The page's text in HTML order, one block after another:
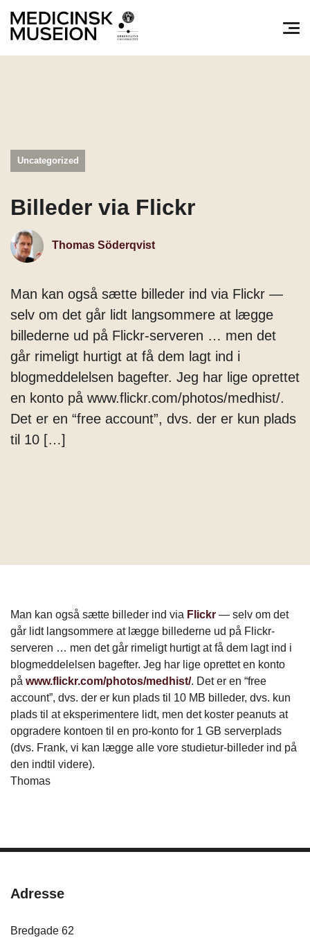
Uncategorized
Billeder via Flickr
Thomas Söderqvist
Man kan også sætte billeder ind via Flickr —
selv om det går lidt langsommere at lægge
billederne ud på Flickr-serveren … men det
går rimeligt hurtigt at få dem lagt ind i
blogmeddelelsen bagefter. Jeg har lige oprettet
en konto på www.flickr.com/photos/medhist/.
Det er en “free account”, dvs. der er kun plads
til 10 […]
Man kan også sætte billeder ind via Flickr — selv om det
går lidt langsommere at lægge billederne ud på Flickr-
serveren … men det går rimeligt hurtigt at få dem lagt ind i
blogmeddelelsen bagefter. Jeg har lige oprettet en konto
på www.flickr.com/photos/medhist/. Det er en “free
account”, dvs. der er kun plads til 10 MB billeder, dvs. kun
plads til at eksperimentere lidt, men det koster peanuts at
opgradere kontoen til en pro-konto for 1 GB serverplads
(dvs. Frank, vi kan lægge alle vore studietur-billeder ind på
den indtil videre).
Thomas
Adresse
Bredgade 62